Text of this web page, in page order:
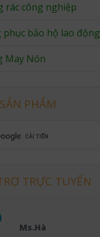
rác công nghiệp
phục bảo hộ lao động
May Nón
PHẨM
TRỰC TUYẾN
Ms.Hà